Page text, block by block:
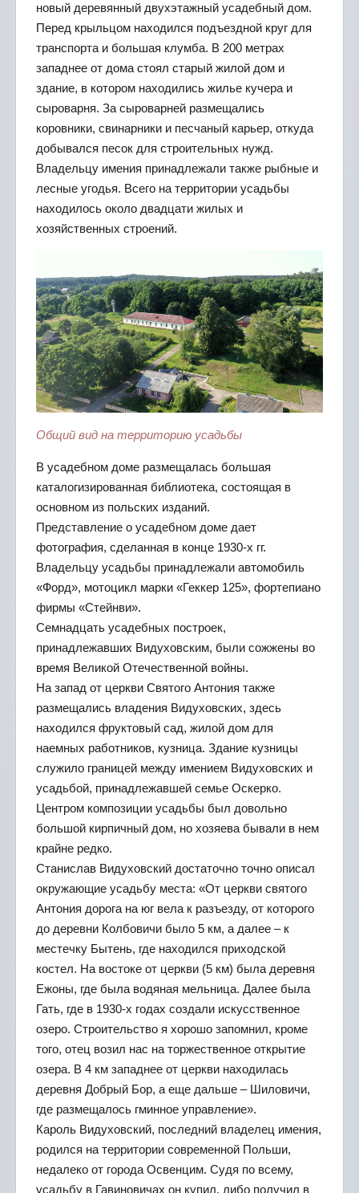
новый деревянный двухэтажный усадебный дом.
Перед крыльцом находился подъездной круг для
транспорта и большая клумба. В 200 метрах
западнее от дома стоял старый жилой дом и
здание, в котором находились жилье кучера и
сыроварня. За сыроварней размещались
коровники, свинарники и песчаный карьер, откуда
добывался песок для строительных нужд.
Владельцу имения принадлежали также рыбные и
лесные угодья. Всего на территории усадьбы
находилось около двадцати жилых и
хозяйственных строений.
Общий вид на территорию усадьбы
В усадебном доме размещалась большая
каталогизированная библиотека, состоящая в
основном из польских изданий.
Представление о усадебном доме дает
фотография, сделанная в конце 1930-х гг.
Владельцу усадьбы принадлежали автомобиль
«Форд», мотоцикл марки «Геккер 125», фортепиано
фирмы «Стейнви».
Семнадцать усадебных построек,
принадлежавших Видуховским, были сожжены во
время Великой Отечественной войны.
На запад от церкви Святого Антония также
размещались владения Видуховских, здесь
находился фруктовый сад, жилой дом для
наемных работников, кузница. Здание кузницы
служило границей между имением Видуховских и
усадьбой, принадлежавшей семье Оскерко.
Центром композиции усадьбы был довольно
большой кирпичный дом, но хозяева бывали в нем
крайне редко.
Станислав Видуховский достаточно точно описал
окружающие усадьбу места: «От церкви святого
Антония дорога на юг вела к разъезду, от которого
до деревни Колбовичи было 5 км, а далее – к
местечку Бытень, где находился приходской
костел. На востоке от церкви (5 км) была деревня
Ежоны, где была водяная мельница. Далее была
Гать, где в 1930-х годах создали искусственное
озеро. Строительство я хорошо запомнил, кроме
того, отец возил нас на торжественное открытие
озера. В 4 км западнее от церкви находилась
деревня Добрый Бор, а еще дальше – Шиловичи,
где размещалось гминное управление».
Кароль Видуховский, последний владелец имения,
родился на территории современной Польши,
недалеко от города Освенцим. Судя по всему,
усадьбу в Гавиновичах он купил, либо получил в